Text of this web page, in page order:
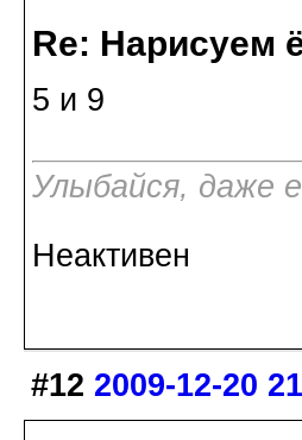
Re: Нарисуем
5 и 9
Улыбайся, даже
Неактивен
#12 2009-12-20